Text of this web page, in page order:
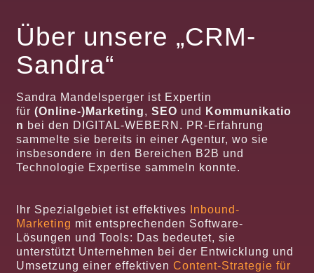
Über unsere „CRM-
Sandra“
Sandra Mandelsperger ist Expertin
für(Online-)Marketing,SEO und
Kommunikatio
n bei den DIGITAL-WEBERN. PR-Erfahrung
sammelte sie bereits in einer Agentur, wo sie
insbesondere in den Bereichen B2B und
Technologie Expertise sammeln konnte.
Ihr Spezialgebiet ist effektives
Inbound-
Marketing mit entsprechenden Software-
Lösungen und Tools: Das bedeutet, sie
unterstützt Unternehmen bei der Entwicklung und
Umsetzung einer effektivenContent-Strategie für